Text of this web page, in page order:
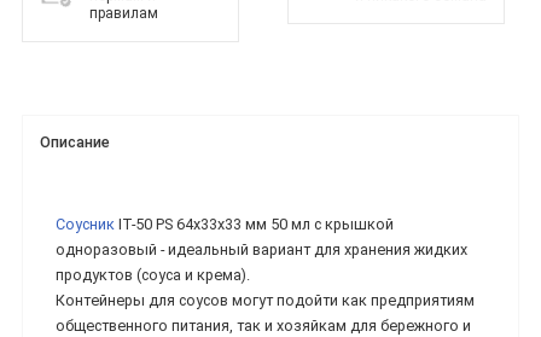
правилам
Описание
Соусник ІТ-50 PS 64х33х33 мм 50 мл с крышкой
одноразовый - идеальный вариант для хранения жидких
продуктов (соуса и крема).
Контейнеры для соусов могут подойти как предприятиям
общественного питания, так и хозяйкам для бережного и